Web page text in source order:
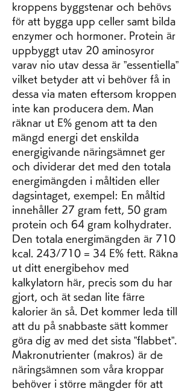
kroppens byggstenar och behövs
för att bygga upp celler samt bilda
enzymer och hormoner. Protein är
uppbyggt utav 20 aminosyror
varav nio utav dessa är ”essentiella”
vilket betyder att vi behöver få in
dessa via maten eftersom kroppen
inte kan producera dem. Man
räknar ut E% genom att ta den
mängd energi det enskilda
energigivande näringsämnet ger
och dividerar det med den totala
energimängden i måltiden eller
dagsintaget, exempel: En måltid
innehåller 27 gram fett, 50 gram
protein och 64 gram kolhydrater.
Den totala energimängden är 710
kcal. 243/710 = 34 E% fett. Räkna
ut ditt energibehov med
kalkylatorn här, precis som du har
gjort, och ät sedan lite färre
kalorier än så. Det kommer leda till
att du på snabbaste sätt kommer
göra dig av med det sista ”flabbet”.
Makronutrienter (makros) är de
näringsämnen som våra kroppar
behöver i större mängder för att